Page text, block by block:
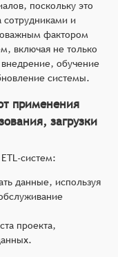
поскольку это
сотрудниками и
фактором
включая не только
обучение
системы.
применения
загрузки
систем:
данные, используя
проекта,